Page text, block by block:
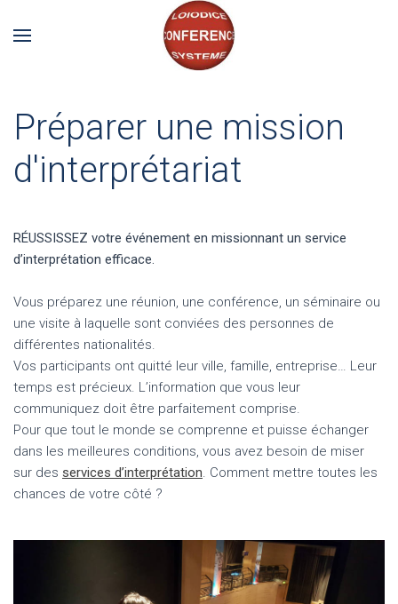
Préparer une mission
d'interprétariat
RÉUSSISSEZ votre événement en missionnant un service
d’interprétation efficace.
Vous préparez une réunion, une conférence, un séminaire ou
une visite à laquelle sont conviées des personnes de
différentes nationalités.
Vos participants ont quitté leur ville, famille, entreprise… Leur
temps est précieux. L’information que vous leur
communiquez doit être parfaitement comprise.
Pour que tout le monde se comprenne et puisse échanger
dans les meilleures conditions, vous avez besoin de miser
sur des services d’interprétation. Comment mettre toutes les
chances de votre côté ?